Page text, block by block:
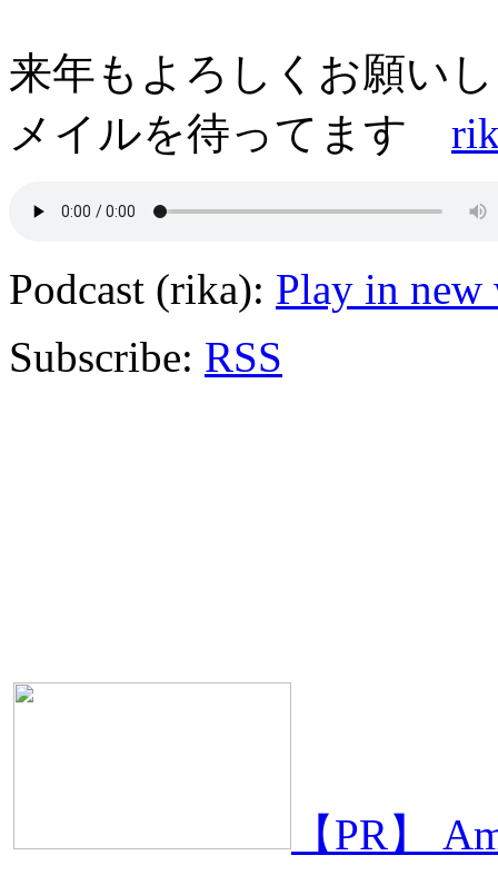
来年もよろしくお願い
メイルを待ってます
Podcast (rika): Play in
Subscribe: RSS
【PR】